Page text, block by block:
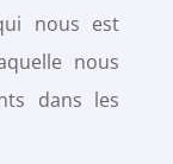
nous est
nous
dans les